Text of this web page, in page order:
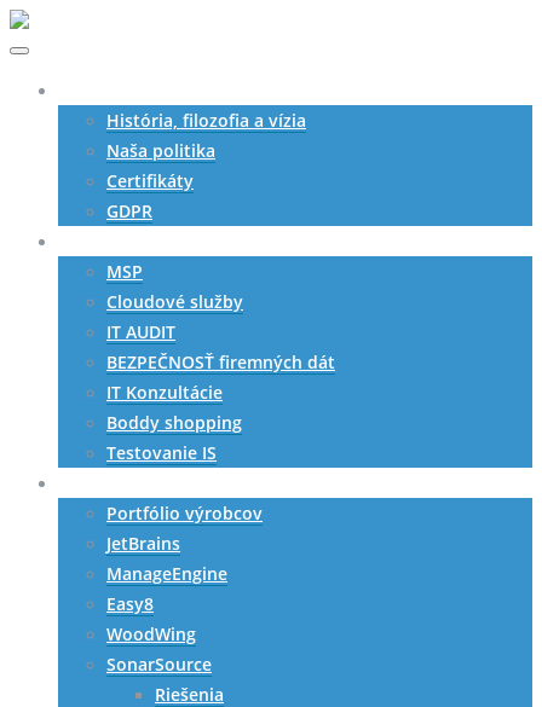
História, filozofia a vízia
Naša politika
Certifikáty
GDPR
MSP
Cloudové služby
IT AUDIT
BEZPEČNOSŤ firemných dát
IT Konzultácie
Boddy shopping
Testovanie IS
Portfólio výrobcov
JetBrains
ManageEngine
Easy8
WoodWing
SonarSource
Riešenia